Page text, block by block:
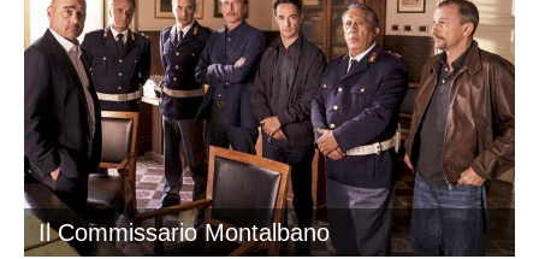
Il Commissario Montalbano